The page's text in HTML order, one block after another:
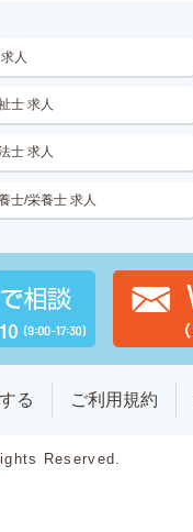
人
士 求人
士 求人
士/栄養士 求人
る ご利用規約
Reserved.